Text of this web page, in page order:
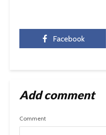
Facebook
Add comment
Comment